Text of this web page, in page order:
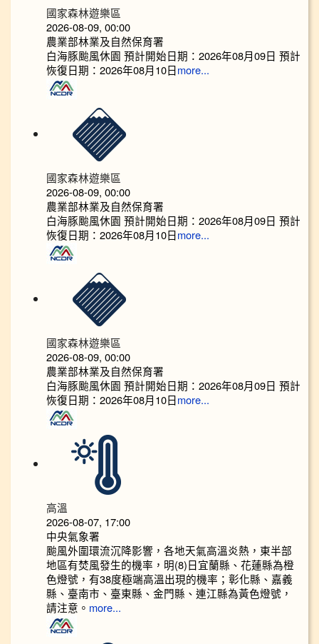
國家森林遊樂區
2026-08-09, 00:00
農業部林業及自然保育署
白海豚颱風休園 預計開始日期：2026年08月09日 預計
恢復日期：2026年08月10日 more...
國家森林遊樂區
2026-08-09, 00:00
農業部林業及自然保育署
白海豚颱風休園 預計開始日期：2026年08月09日 預計
恢復日期：2026年08月10日 more...
國家森林遊樂區
2026-08-09, 00:00
農業部林業及自然保育署
白海豚颱風休園 預計開始日期：2026年08月09日 預計
恢復日期：2026年08月10日 more...
高溫
2026-08-07, 17:00
中央氣象署
颱風外圍環流沉降影響，各地天氣高溫炎熱，東半部
地區有焚風發生的機率，明(8)日宜蘭縣、花蓮縣為橙
色燈號，有38度極端高溫出現的機率；彰化縣、嘉義
縣、臺南市、臺東縣、金門縣、連江縣為黃色燈號，
請注意。 more...